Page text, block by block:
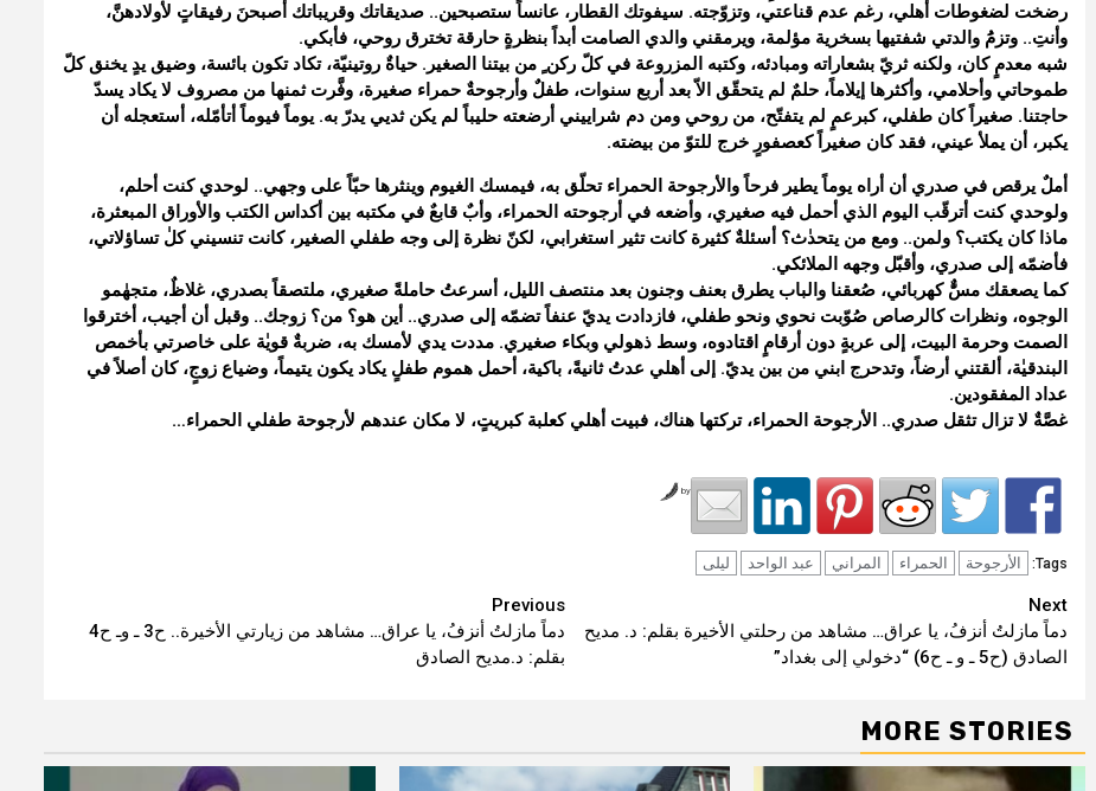
رضخت لضغوطات أهلي، رغم عدم قناعتي، وتزوّجته. سيفوتك القطار، عانساً ستصبحين.. صديقاتك وقريباتك أصبحنَ رفيقاتٍ لأولادهنَّ،
وأنتِ.. وتزمَُ والدتي شفتيها بسخرية مؤلمة، ويرمقني والدي الصامت أبداً بنظرةٍ حارقة تخترق روحي، فأبكي.
شبه معدمٍ كان، ولكنه ثريّ بشعاراته ومبادئه، وكتبه المزروعة في كلّ ركن ٍ من بيتنا الصغير. حياةٌ روتينيّة، تكاد تكون بائسة، وضيق يدٍ يخنق كلّ
طموحاتي وأحلامي، وأكثرها إيلاماً، حلمٌ لم يتحقّق الاّ بعد أربع سنوات، طفلٌ وأرجوحةٌ حمراء صغيرة، وفَّرت ثمنها من مصروف لا يكاد يسدّ
حاجتنا. صغيراً كان طفلي، كبرعمٍ لم يتفتّح، من روحي ومن دم شراييني أرضعته حليباً لم يكن ثديي يدرّ به. يوماً فيوماً أتأمّله، أستعجله أن
يكبر، أن يملأ عيني، فقد كان صغيراً كعصفورٍ خرج للتوّ من بيضته.
أملٌ يرقص في صدري أن أراه يوماً يطير فرحاً والأرجوحة الحمراء تحلّق به، فيمسك الغيوم وينثرها حبّاً على وجهي.. لوحدي كنت أحلم،
ولوحدي كنت أترقّب اليوم الذي أحمل فيه صغيري، وأضعه في أرجوحته الحمراء، وأبٌ قابعٌ في مكتبه بين أكداس الكتب والأوراق المبعثرة،
ماذا كان يكتب؟ ولمن.. ومع من يتحدٰث؟ أسئلةٌ كثيرة كانت تثير استغرابي، لكنّ نظرة إلى وجه طفلي الصغير، كانت تنسيني كلٰ تساؤلاتي،
فأضمّه إلى صدري، وأقبّل وجهه الملائكي.
كما يصعقك مسٌّٰ كهربائي، صُعقنا والباب يطرق بعنف وجنون بعد منتصف الليل، أسرعتُ حاملةً صغيري، ملتصقاً بصدري، غلاظٌ، متجهٰمو
الوجوه، ونظرات كالرصاص صُوّبت نحوي ونحو طفلي، فازدادت يديّ عنفاً تضمّه إلى صدري.. أين هو؟ من؟ زوجك.. وقبل أن أجيب، أخترقوا
الصمت وحرمة البيت، إلى عربةٍ دون أرقامٍ اقتادوه، وسط ذهولي وبكاء صغيري. مددت يدي لأمسك به، ضربةٌ قويٰة على خاصرتي بأخمص
البندقيٰة، ألقتني أرضاً، وتدحرج ابني من بين يديّ. إلى أهلي عدتُ ثانيةً، باكية، أحمل هموم طفلٍ يكاد يكون يتيماً، وضياع زوجٍ، كان أصلاً في
عداد المفقودين.
غصَّةٌ لا تزال تثقل صدري.. الأرجوحة الحمراء، تركتها هناك، فبيت أهلي كعلبة كبريتٍ، لا مكان عندهم لأرجوحة طفلي الحمراء…
by
Tags: الأرجوحة الحمراء المراني عبد الواحد ليلى
Continue
Reading
Previous
دماً مازلتُ أنزفُ، يا عراق… مشاهد من زيارتي الأخيرة.. ح3 ـ وـ ح4
بقلم: د.مديح الصادق
Next
دماً مازلتُ أنزفُ، يا عراق… مشاهد من رحلتي الأخيرة بقلم: د. مديح
الصادق (ح5 ـ و ـ ح6) “دخولي إلى بغداد”
MORE STORIES